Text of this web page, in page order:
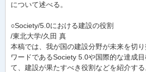
について述べる。
○Society/5.0における建設の役割
/東北大学/久田 真
本稿では、我が国の建設分野が未来を切
ワードであるSociety 5.0や国際的な達成
て、建設が果たすべき役割などを紹介する